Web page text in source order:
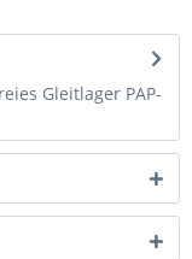
Gleitlager PAP-